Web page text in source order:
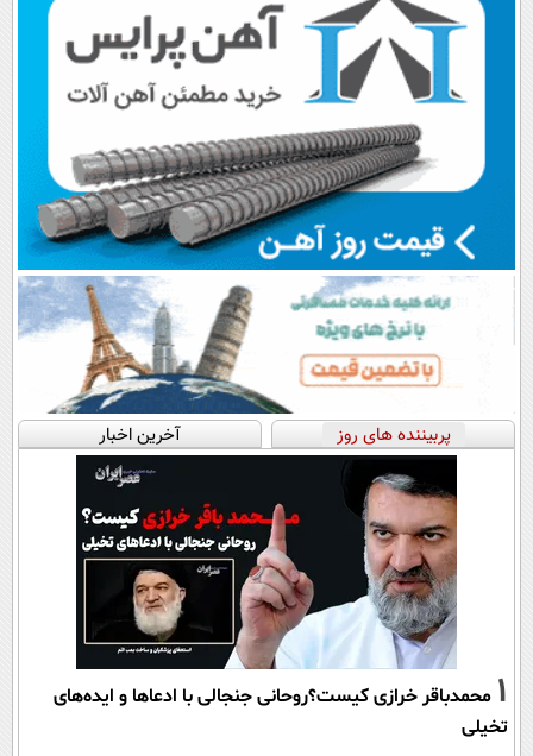
پربیننده های روز آخرین اخبار
1 محمدباقر خرازی کیست؟روحانی جنجالی با ادعاها و ایده‌های
تخیلی